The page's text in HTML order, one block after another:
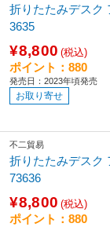
折りたたみデスク
3635
¥8,800 (税込)
ポイント：880
発売日：2023年頃発売
お取り寄せ
不二貿易
折りたたみデスク
73636
¥8,800 (税込)
ポイント：880